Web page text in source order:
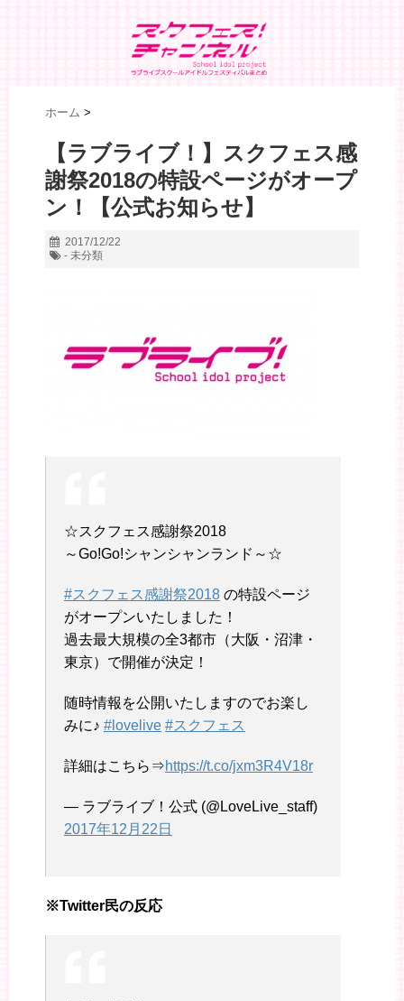
ホーム >
【ラブライブ！】スクフェス感
謝祭2018の特設ページがオープ
ン！【公式お知らせ】
2017/12/22
- 未分類
☆スクフェス感謝祭2018
～Go!Go!シャンシャンランド～☆
#スクフェス感謝祭2018 の特設ページ
がオープンいたしました！
過去最大規模の全3都市（大阪・沼津・
東京）で開催が決定！
随時情報を公開いたしますのでお楽し
みに♪ #lovelive #スクフェス
詳細はこちら⇒https://t.co/jxm3R4V18r
— ラブライブ！公式 (@LoveLive_staff)
2017年12月22日
※Twitter民の反応